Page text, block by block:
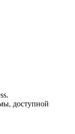
доступной